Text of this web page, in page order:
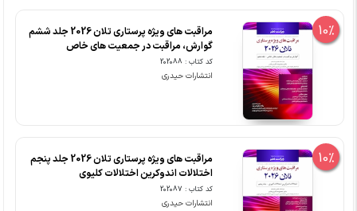
10%
مراقبت های ویژه پرستاری تلان 2026 جلد ششم
گوارش، مراقبت در جمعیت های خاص
کد کتاب : 202088
انتشارات حیدری
10%
مراقبت های ویژه پرستاری تلان 2026 جلد پنجم
اختلالات اندوکرین اختلالات کلیوی
کد کتاب : 202087
انتشارات حیدری